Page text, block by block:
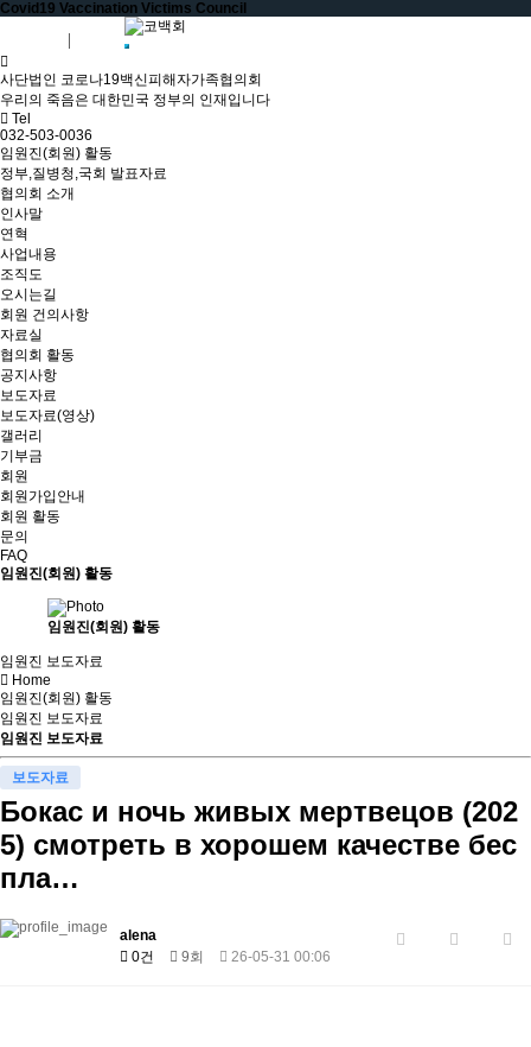
Covid19 Vaccination Victims Council
사단법인 코로나19백신피해자가족협의회
우리의 죽음은 대한민국 정부의 인재입니다
Tel
032-503-0036
임원진(회원) 활동
정부,질병청,국회 발표자료
협의회 소개
인사말
연혁
사업내용
조직도
오시는길
회원 건의사항
자료실
협의회 활동
공지사항
보도자료
보도자료(영상)
갤러리
기부금
회원
회원가입안내
회원 활동
문의
FAQ
임원진(회원) 활동
임원진(회원) 활동
임원진 보도자료
Home
임원진(회원) 활동
임원진 보도자료
임원진 보도자료
보도자료
Бокас и ночь живых мертвецов (202
5) смотреть в хорошем качестве бес
пла…
alena
0건
9회 26-05-31 00:06